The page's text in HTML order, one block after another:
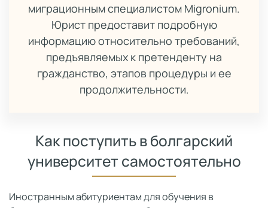
миграционным специалистом Migronium.
Юрист предоставит подробную
информацию относительно требований,
предъявляемых к претенденту на
гражданство, этапов процедуры и ее
продолжительности.
Как поступить в болгарский
университет самостоятельно
Иностранным абитуриентам для обучения в